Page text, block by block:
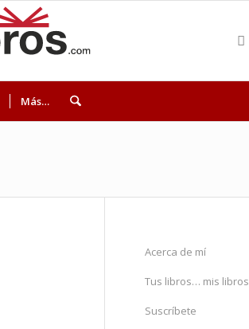
Más…
Acerca de mí
Tus libros… mis libros
Suscríbete